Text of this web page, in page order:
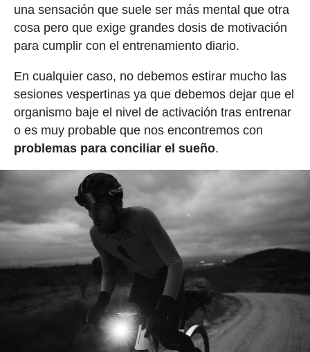
una sensación que suele ser más mental que otra
cosa pero que exige grandes dosis de motivación
para cumplir con el entrenamiento diario.
En cualquier caso, no debemos estirar mucho las
sesiones vespertinas ya que debemos dejar que el
organismo baje el nivel de activación tras entrenar
o es muy probable que nos encontremos con
problemas para conciliar el sueño.